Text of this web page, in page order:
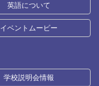
英語について
イベントムービー
学校説明会情報